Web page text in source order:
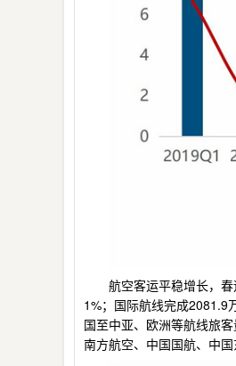
航空客运平稳增长，
1%；国际航线完成2081.9
国至中亚、欧洲等航线旅
南方航空、中国国航、中